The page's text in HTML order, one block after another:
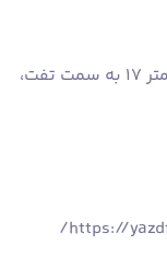
آدرس: یزد، جاده کمربندی جدید، کیلومتر ۱۷ به سمت تفت،